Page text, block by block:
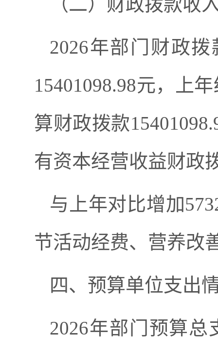
2026年部门财政拨
15401098.98元，上
算财政拨款
有资本经营收益财政
与上年对比增加
节活动经费、营养改
四、 预算单位支出
2026年部门预算总